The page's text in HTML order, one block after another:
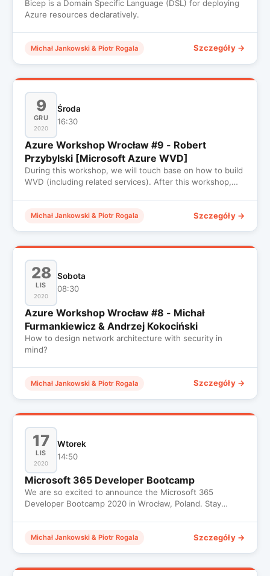
Bicep is a Domain Specific Language (DSL) for deploying
Azure resources declaratively.
Michał Jankowski & Piotr Rogala Szczegóły →
9
GRU
2020
Środa
16:30
Azure Workshop Wrocław #9 - Robert
Przybylski [Microsoft Azure WVD]
During this workshop, we will touch base on how to build
WVD (including related services). After this workshop,
Michał Jankowski & Piotr Rogala Szczegóły →
28
LIS
2020
Sobota
08:30
Azure Workshop Wrocław #8 - Michał
Furmankiewicz & Andrzej Kokociński
How to design network architecture with security in
mind?
Michał Jankowski & Piotr Rogala Szczegóły →
17
LIS
2020
Wtorek
14:50
Microsoft 365 Developer Bootcamp
We are so excited to announce the Microsoft 365
Developer Bootcamp 2020 in Wrocław, Poland. Stay
Michał Jankowski & Piotr Rogala Szczegóły →